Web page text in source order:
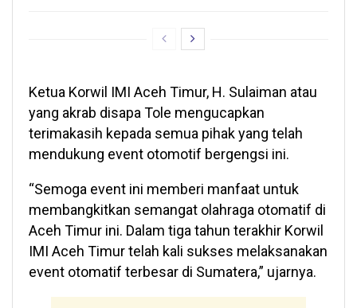
Ketua Korwil IMI Aceh Timur, H. Sulaiman atau
yang akrab disapa Tole mengucapkan
terimakasih kepada semua pihak yang telah
mendukung event otomotif bergengsi ini.
“Semoga event ini memberi manfaat untuk
membangkitkan semangat olahraga otomatif di
Aceh Timur ini. Dalam tiga tahun terakhir Korwil
IMI Aceh Timur telah kali sukses melaksanakan
event otomatif terbesar di Sumatera,” ujarnya.